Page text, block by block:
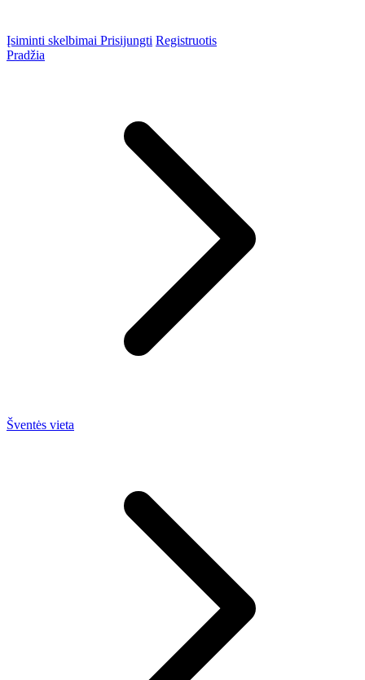
Įsiminti skelbimai Prisijungti Registruotis
Pradžia
Šventės vieta